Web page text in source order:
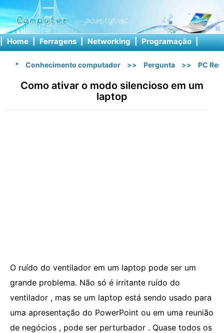
| Home | Ferragens | Networking | Programação |
* Conhecimento computador >> Pergunta >> PC
Como ativar o modo silencioso em um
laptop
O ruído do ventilador em um laptop pode ser um
grande problema. Não só é irritante ruído do
ventilador , mas se um laptop está sendo usado para
uma apresentação do PowerPoint ou em uma reunião
de negócios , pode ser perturbador . Quase todos os